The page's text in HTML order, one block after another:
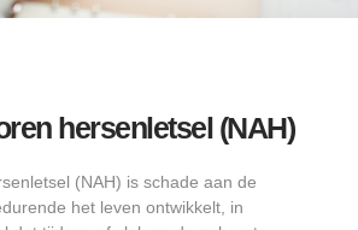
hersenletsel (NAH)
(NAH) is schade aan de
het leven ontwikkelt, in